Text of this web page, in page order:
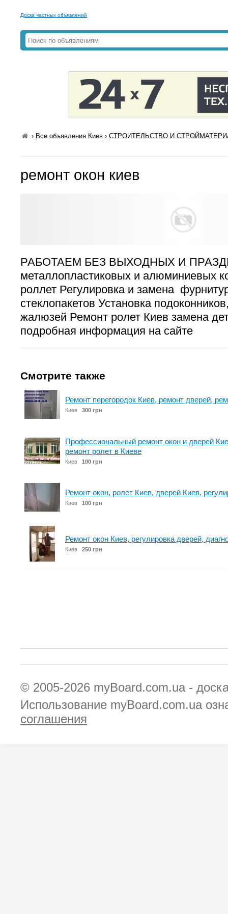
Доска частных объявлений
› Все объявления Киев ›СТРОИТЕЛЬСТВО И
ремонт окон киев
РАБОТАЕМ БЕЗ ВЫХОДНЫХ И
металлопластиковых и алюминиевых
роллет Регулировка и замена
стеклопакетов Установка
жалюзей Ремонт ролет Киев замена
подробная информация на сайте
Смотрите также
Ремонт перегородок Киев, ремонт дверей,
Киев 300 грн
Профессиональный ремонт окон и дверей
ремонт ролет в Киеве
Киев 100 грн
Ремонт окон, ролет Киев, дверей Киев,
Киев 100 грн
Ремонт окон Киев, регулировка дверей,
Киев 250 грн
© 2005-2026 myBoard.com.ua -
Использование myBoard.com.ua
соглашения